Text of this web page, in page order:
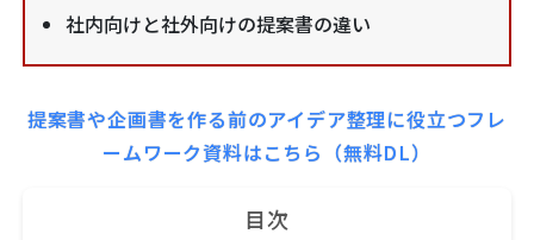
社内向けと社外向けの提案書の違い
提案書や企画書を作る前のアイデア整理に役立つフレ
ームワーク資料はこちら（無料DL）
目次